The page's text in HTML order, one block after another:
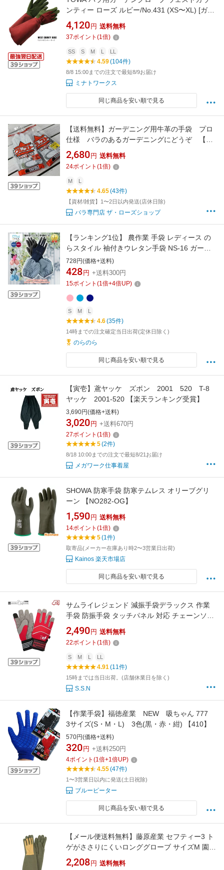
ンティー ローズ ルビー/No.431 (XS〜XL) [ガー
デニング 革手袋 皮手袋]
4,120 円 送料無料
37ポイント (1倍)
SS S M L LL
4.59(104件)
8/8 15:00までの注文で最短8/9お届け
ミナトワークス
同じ商品を安い順で見る
【送料無料】ガーデニング用牛革の手袋 プロ
仕様 バラのあるガーデニングにどうぞ 【ネ
コポス対応】
2,680 円 送料無料
24ポイント (1倍)
M L
4.65(43件)
【資材/雑貨】1〜2日以内発送(店休日除)
バラ専門店 ザ・ローズショップ
【ランキング1位】 農作業 手袋 レディース の
らスタイル 袖付きウレタン手袋 NS-16 ガーデ
ニンググローブ アームカバー 腕カバー 農作業
ガーデニング 掃除 DIY 男女兼用 紫外線対策 ピ
ンク ネイビー ブルー
728円(価格+送料)
428 円 +送料300円
15ポイント (1倍+4倍UP)
S M L
4.6(35件)
14時までの注文確定当日出荷(定休日除く)
のらのら
同じ商品を安い順で見る
【寅壱】鳶ヤッケ ズボン 2001 520 T-8
ヤッケ 2001-520 【楽天ランキング受賞】
3,690円(価格+送料)
3,020 円 +送料670円
27ポイント (1倍)
5(2件)
8/18 10:00までの注文で最短8/21お届け
メガワーク仕事着屋
SHOWA 防寒手袋 防寒テムレス オリーブグリ
ーン 【NO282-OG】
1,590 円 送料無料
14ポイント (1倍)
5(1件)
取寄品(メーカー在庫あり時2〜3営業日出荷)
Kainos 楽天市場店
同じ商品を安い順で見る
サムライレジェンド 減振手袋デラックス 作業
手袋 防振手袋 タッチパネル 対応 チェーンソー
草刈り機 グローブ 保護手袋 エンジン 電動
2,490 円 送料無料
22ポイント (1倍)
S M L LL
4.91(11件)
15時までは当日出荷。(店舗休業日を除く)
S.S.N
【作業手袋】福徳産業 NEW 吸ちゃん 777
3サイズ(S・M・L) 3色(黒・赤・紺) 【410】
570円(価格+送料)
320 円 +送料250円
4ポイント (1倍+1倍UP)
4.55(47件)
1〜3営業日以内に発送(土日祝除)
ブルーピーター
同じ商品を安い順で見る
【メール便送料無料】藤原産業 セフティー3 ト
ゲがささりにくいロンググローブ サイズM 園芸
用手袋 STS-M
2,208 円 送料無料